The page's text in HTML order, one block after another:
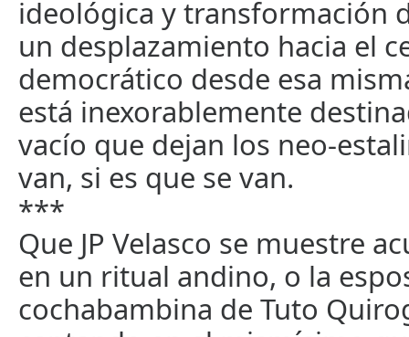
ideológica y transformación
un desplazamiento hacia el
democrático desde esa
está inexorablemente
vacío que dejan los neo-
van, si es que se van.
***
Que JP Velasco se muestre
en un ritual andino, o la
cochabambina de Tuto